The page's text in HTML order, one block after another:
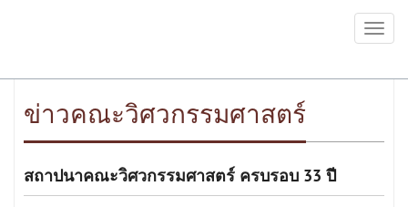
Toggle
ข่าวคณะวิศวกรรมศาสตร์
สถาปนาคณะวิศวกรรมศาสตร์ ครบรอบ 33 ปี